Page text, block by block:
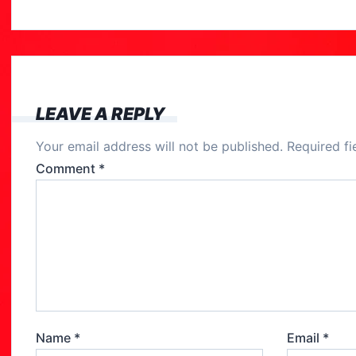
c
e
k
LEAVE A REPLY
Your email address will not be published. Required
Comment *
Name * Email *